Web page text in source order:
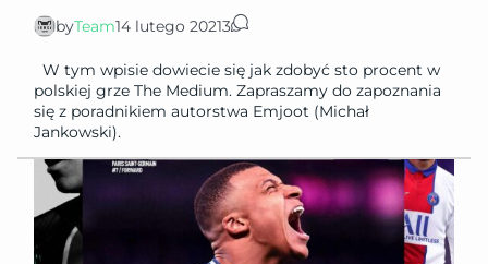
byTeam14 lutego 20213
W tym wpisie dowiecie się jak zdobyć sto procent w
polskiej grze The Medium. Zapraszamy do zapoznania
się z poradnikiem autorstwa Emjoot (Michał
Jankowski).